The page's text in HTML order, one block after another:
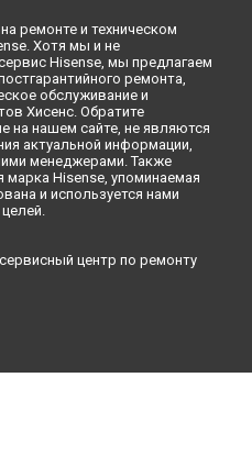
ремонте и техническом
Хотя мы и не
Hisense, мы предлагаем
ремонта,
обслуживание и
Хисенс. Обратите
на нашем сайте, не являются
актуальной информации,
менеджерами. Также
марка Hisense, упоминаемая
и используется нами
центр по ремонту